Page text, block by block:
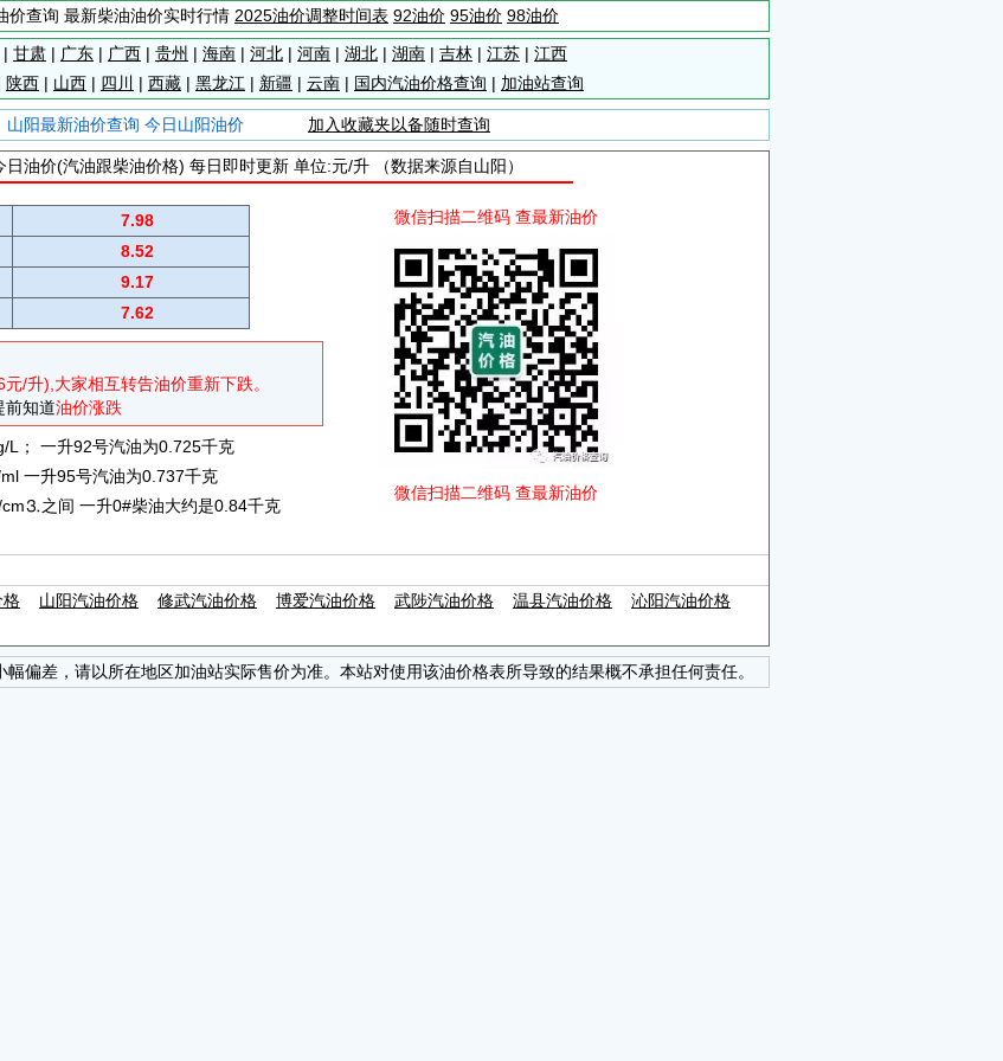
价查询 最新柴油油价实时行情 2025油价调整时间表 92油价 95油价 98油价
| 甘肃 | 广东 | 广西 | 贵州 | 海南 | 河北 | 河南 | 湖北 | 湖南 | 吉林 | 江苏 | 江西
陕西 | 山西 | 四川 | 西藏 | 黑龙江 | 新疆 | 云南 | 国内汽油价格查询 | 加油站查询
山阳最新油价查询 今日山阳油价 加入收藏夹以备随时查询
日油价(汽油跟柴油价格) 每日即时更新 单位:元/升 （数据来源自山阳）
7.98
8.52
9.17
7.62
/升),大家相互转告油价重新下跌。
前知道油价涨跌
L； 一升92号汽油为0.725千克
一升95号汽油为0.737千克
之间 一升0#柴油大约是0.84千克
微信扫描二维码 查最新油价
微信扫描二维码 查最新油价
格 山阳汽油价格 修武汽油价格 博爱汽油价格 武陟汽油价格 温县汽油价格
沁阳汽油价格
偏差，请以所在地区加油站实际售价为准。本站对使用该油价格表所导致的结果概不承担任何责任。